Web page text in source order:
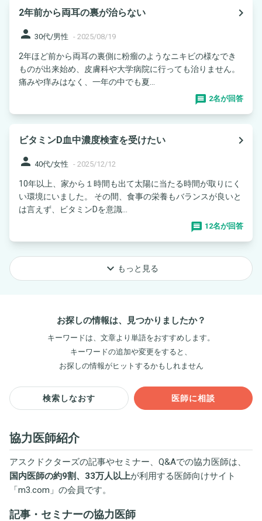
2年前から両耳の裏が治らない
navigate_next
person 30代/男性 - 2025/08/19
2年ほど前から両耳の裏側に粉瘤のようなニキビの様なでき
ものが出来始め、皮膚科や大学病院に行っても治りません。
痛みや痒みはなく、一年の中でも夏...
2名が回答
ビタミンD血中濃度検査を受けたい
navigate_next
person 40代/女性 - 2025/12/12
10年以上、家から１時間も出て太陽に当たる時間が取りにく
い環境にいました。 その間、食事の栄養もバランスが良いと
は言えず、ビタミンDを意識...
12名が回答
keyboard_arrow_down もっと見る
お探しの情報は、見つかりましたか？
キーワードは、文章より単語をおすすめします。
キーワードの追加や変更をすると、
お探しの情報がヒットするかもしれません
検索しなおす 医師に相談
協力医師紹介
アスクドクターズの記事やセミナー、Q&Aでの協力医師は、
国内医師の約9割、33万人以上が利用する医師向けサイト
「m3.com 」の会員です。
記事・セミナーの協力医師